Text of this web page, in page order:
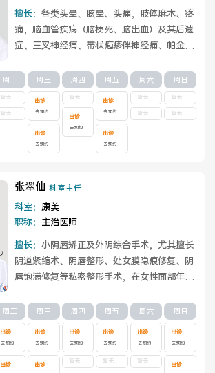
擅长： 各类头晕、眩晕、头痛，肢体麻木、疼
痛，脑血管疾病（脑梗死、脑出血）及其后遗
症、三叉神经痛、带状疱疹伴神经痛、帕金森
查看详情
周二
暂无
暂无
周三
出诊
去预约
出诊
去预约
周四
暂无
出诊
去预约
周五
出诊
去预约
出诊
去预约
周六
暂无
暂无
周日
暂无
暂无
张翠仙 科室主任
科室： 康美
职称： 主治医师
擅长： 小阴唇矫正及外阴综合手术，尤其擅长
阴道紧缩术、阴唇整形、处女膜隐痕修复、阴
唇饱满修复等私密整形手术，在女性面部年轻
查看详情
周二
出诊
去预约
出诊
周三
出诊
去预约
出诊
周四
出诊
去预约
暂无
周五
出诊
去预约
暂无
周六
出诊
去预约
暂无
周日
出诊
去预约
出诊